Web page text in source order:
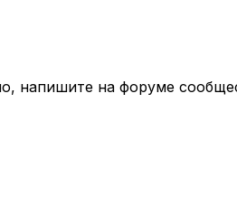
напишите на форуме